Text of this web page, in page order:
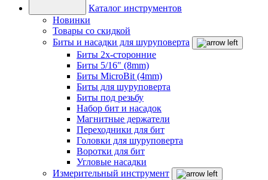
Каталог инструментов
Новинки
Товары со скидкой
Биты и насадки для шуруповерта
Биты 2х-сторонние
Биты 5/16" (8mm)
Биты MicroBit (4mm)
Биты для шуруповерта
Биты под резьбу
Набор бит и насадок
Магнитные держатели
Переходники для бит
Головки для шуруповерта
Воротки для бит
Угловые насадки
Измерительный инструмент